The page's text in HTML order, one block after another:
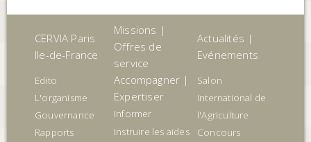
CERVIA Paris
Ile-de-France
Missions |
Offres de
service
Actualités |
Evénements
Edito
L'organisme
Gouvernance
Rapports
Accompagner |
Expertiser
Informer
Instruire les aides
Salon
International de
l'Agriculture
Concours